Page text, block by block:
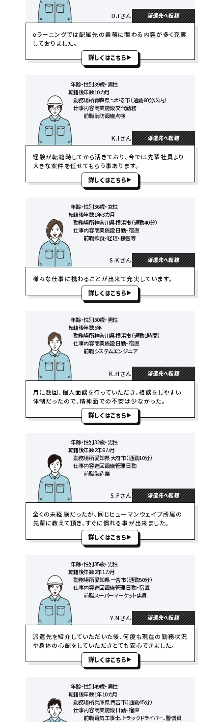
D.Iさん 派遣先へ転籍
eラーニングでは配属先の業務に関わる内容が多く充実
しておりました。
詳しくはこちら
K.Iさん 派遣先へ転籍
年齢・性別39歳・男性
転籍後年数10カ月
勤務場所青森県 つがる市（通勤60分以内）
仕事内容商業施設 交代勤務
前職消防設備点検
経験が転籍時してから活きており、今では先輩社員より
大きな案件を任せてもらう事あります。
詳しくはこちら
S.Kさん 派遣先へ転籍
年齢・性別36歳・女性
転籍後年数1年3カ月
勤務場所神奈川県 横浜市（通勤40分）
仕事内容商業施設 日勤・宿直
前職飲食・経理・接客等
様々な仕事に携わることが出来て充実しています。
詳しくはこちら
K.Hさん 派遣先へ転籍
年齢・性別30歳・男性
転籍後年数5年
勤務場所神奈川県 横浜市（通勤1時間）
仕事内容商業施設 日勤・宿直
前職システムエンジニア
月に数回、個人面談を行っていただき、相談をしやすい
体制だったので、精神面での不安は少なかった。
詳しくはこちら
S.Fさん 派遣先へ転籍
年齢・性別32歳・男性
転籍後年数2年6カ月
勤務場所愛知県 大府市（通勤10分）
仕事内容巡回設備管理 日勤
前職製造業
全くの未経験だったが、同じヒューマンウェイブ所属の
先輩に教えて頂き、すぐに慣れる事が出来ました。
詳しくはこちら
Y.Nさん 派遣先へ転籍
年齢・性別35歳・男性
転籍後年数2年1カ月
勤務場所愛知県 一宮市（通勤50分）
仕事内容巡回設備管理 日勤・宿直
前職スーパーマーケット店員
派遣先を紹介していただいた後、何度も現在の勤務状況
や身体の心配をしていただきとても安心できました。
詳しくはこちら
年齢・性別49歳・男性
転籍後年数1年10カ月
勤務場所兵庫県 西宮市（通勤45分）
仕事内容商業施設 日勤・宿直
前職電気工事士、トラックドライバー、警備員